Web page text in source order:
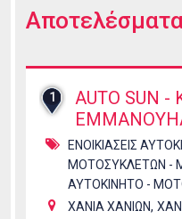
1
AUTO SUN
ΕΝΟΙΚΙΑΣΕΙΣ
ΜΟΤΟΣΥΚΛΕΤΩΝ -
ΑΥΤΟΚΙΝΗΤΟ -
ΧΑΝΙΑ ΧΑΝΙΩΝ,